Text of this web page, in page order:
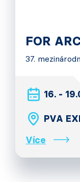
FOR
37.
16. -
PVA
Více